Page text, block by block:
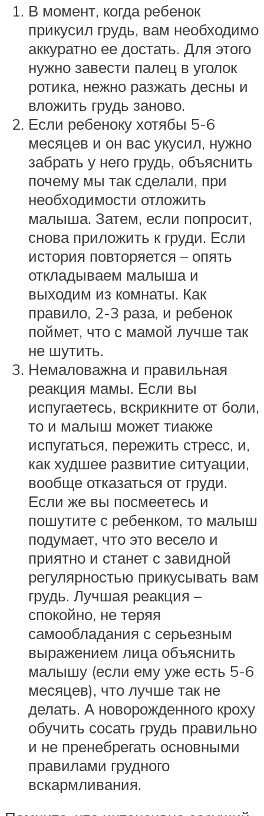
В момент, когда ребенок
прикусил грудь, вам необходимо
аккуратно ее достать. Для этого
нужно завести палец в уголок
ротика, нежно разжать десны и
вложить грудь заново.
Если ребеноку хотябы 5-6
месяцев и он вас укусил, нужно
забрать у него грудь, объяснить
почему мы так сделали, при
необходимости отложить
малыша. Затем, если попросит,
снова приложить к груди. Если
история повторяется – опять
откладываем малыша и
выходим из комнаты. Как
правило, 2-3 раза, и ребенок
поймет, что с мамой лучше так
не шутить.
Немаловажна и правильная
реакция мамы. Если вы
испугаетесь, вскрикните от боли,
то и малыш может тиакже
испугаться, пережить стресс, и,
как худшее развитие ситуации,
вообще отказаться от груди.
Если же вы посмеетесь и
пошутите с ребенком, то малыш
подумает, что это весело и
приятно и станет с завидной
регулярностью прикусывать вам
грудь. Лучшая реакция –
спокойно, не теряя
самообладания с серьезным
выражением лица объяснить
малышу (если ему уже есть 5-6
месяцев), что лучше так не
делать. А новорожденного кроху
обучить сосать грудь правильно
и не пренебрегать основными
правилами грудного
вскармливания.